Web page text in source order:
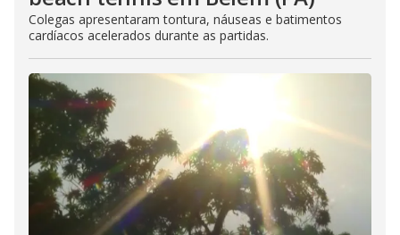
Colegas apresentaram tontura, náuseas e batimentos
cardíacos acelerados durante as partidas.